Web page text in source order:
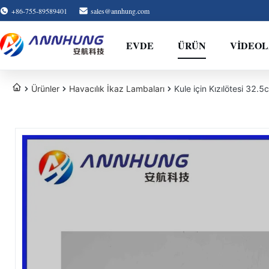
+86-755-89589401 sales@annhung.com
EVDE ÜRÜN
Ürünler Havacılık İkaz Lambaları Kule için Kızılötesi